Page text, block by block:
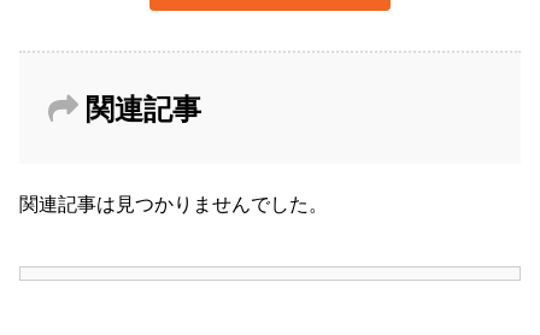
関連記事
関連記事は見つかりませんでした。